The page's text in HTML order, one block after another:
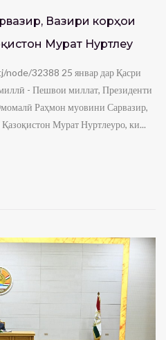
Вазири корҳои
Мурат Нуртлеу
32388 25 январ дар Қасри
- Пешвои миллат, Президенти
Раҳмон муовини Сарвазир,
Мурат Нуртлеуро, ки...